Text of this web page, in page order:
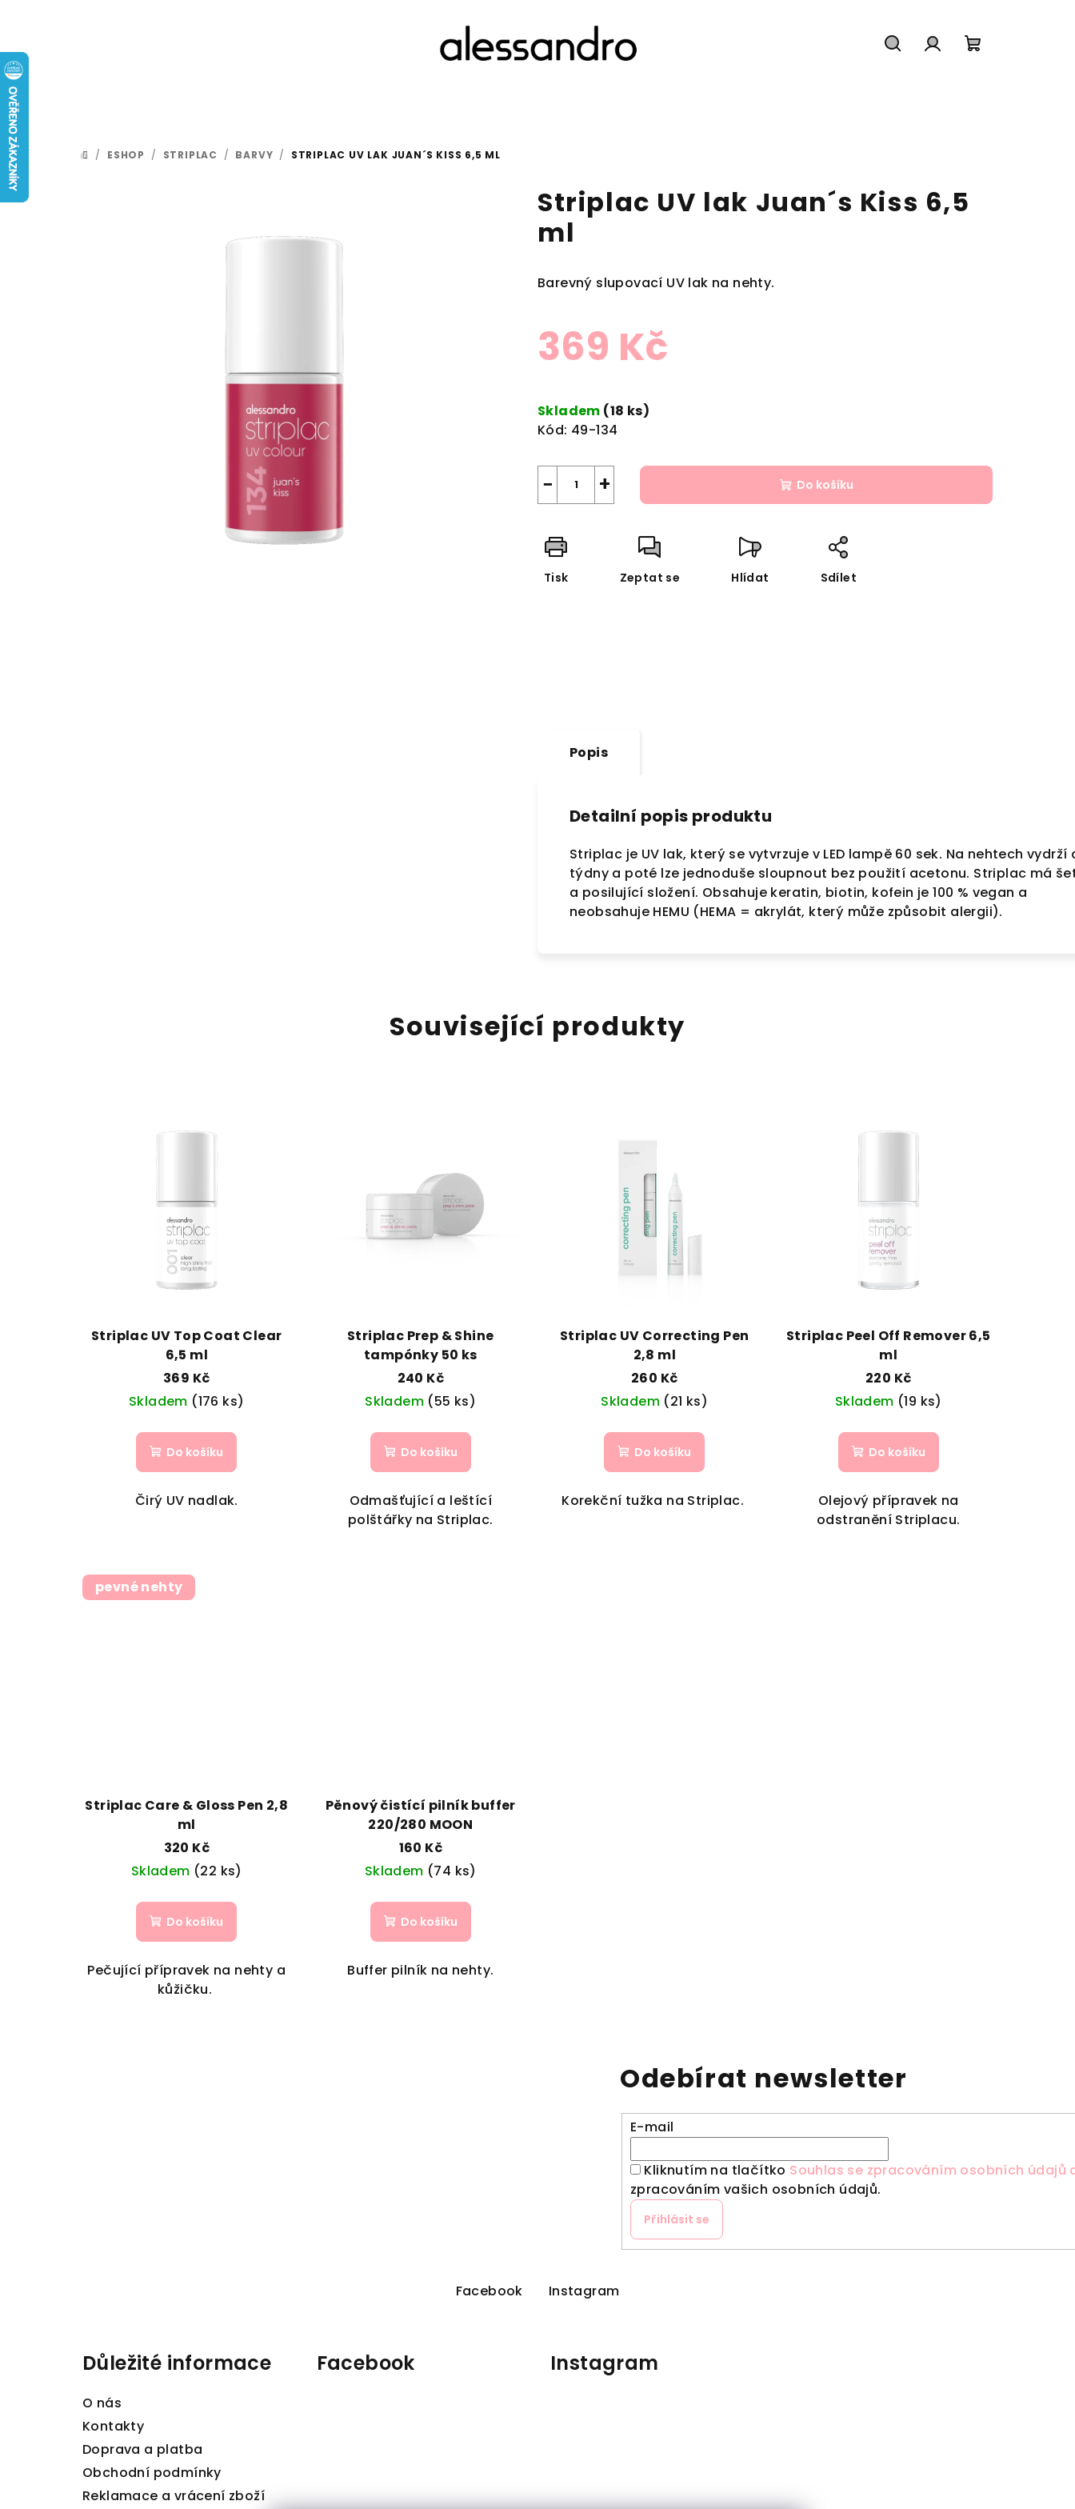
DOMŮ
/ ESHOP / STRIPLAC / BARVY / STRIPLAC UV LAK JUAN´S KISS 6,5 ML
Striplac UV lak Juan´s Kiss 6,5
ml
Barevný slupovací UV lak na nehty.
369 Kč
cena:
Skladem (18 ks)
Kód: 49-134
+
− Do košíku
Tisk Zeptat se Hlídat Sdílet
Popis
Detailní popis produktu
Striplac je UV lak, který se vytvrzuje v LED lampě 60 sek. Na nehtech vydrží
týdny a poté lze jednoduše sloupnout bez použití acetonu. Striplac má
a posilující složení. Obsahuje keratin, biotin, kofein je 100 % vegan a
neobsahuje HEMU (HEMA = akrylát, který může způsobit alergii).
Související produkty
Striplac UV Top Coat Clear
6,5 ml
369 Kč
Skladem (176 ks)
Do košíku
Čirý UV nadlak.
Striplac Prep & Shine
tampónky 50 ks
240 Kč
Skladem (55 ks)
Do košíku
Odmašťující a leštící
polštářky na Striplac.
Striplac UV Correcting Pen
2,8 ml
260 Kč
Skladem (21 ks)
Do košíku
Korekční tužka na Striplac.
Striplac Peel Off Remover 6,5
ml
220 Kč
Skladem (19 ks)
Do košíku
Olejový přípravek na
odstranění Striplacu.
pevné nehty
Striplac Care & Gloss Pen 2,8
ml
320 Kč
Skladem (22 ks)
Do košíku
Pečující přípravek na nehty a
kůžičku.
Pěnový čistící pilník buffer
220/280 MOON
160 Kč
Skladem (74 ks)
Do košíku
Buffer pilník na nehty.
Odebírat newsletter
E-mail
Kliknutím na tlačítko Souhlas se zpracováním osobních
zpracováním vašich osobních údajů.
Přihlásit se
Facebook Instagram
Důležité informace
O nás
Kontakty
Doprava a platba
Obchodní podmínky
Reklamace a vrácení zboží
Facebook Instagram